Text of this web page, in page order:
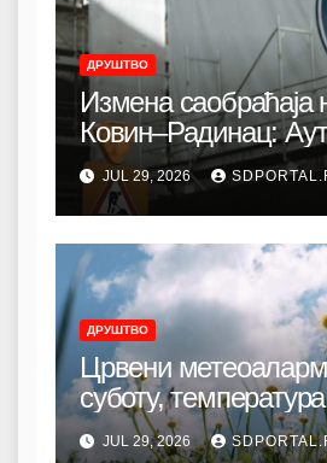
ДРУШТВО
Измена саобраћаја
Ковин–Радинац:
се преусмеравају
JUL 29, 2026
ДРУШТВО
Црвени метеоаларм
суботу,
степени
JUL 29, 2026